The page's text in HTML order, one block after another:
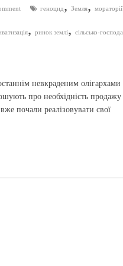
геноцид, Земля,
, ринок землі, сільсько-
невкраденим олігархами
про необхідність продажу
вже почали реалізовувати свої